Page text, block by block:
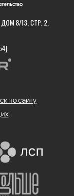
8/13, СТР. 2.
по сайту